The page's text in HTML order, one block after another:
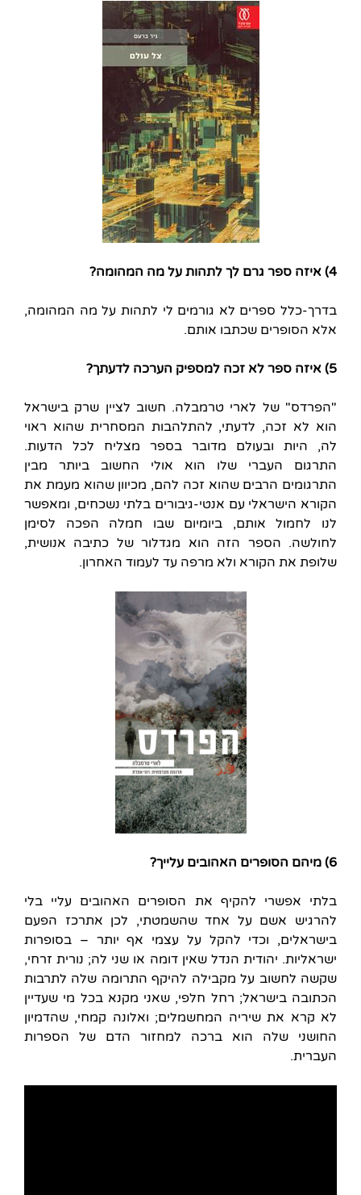
4) איזה ספר גרם לך לתהות על מה המהומה?
בדרך-כלל ספרים לא גורמים לי לתהות על מה המהומה,
אלא הסופרים שכתבו אותם.
5) איזה ספר לא זכה למספיק הערכה לדעתך?
"הפרדס" של לארי טרמבלה. חשוב לציין שרק בישראל
הוא לא זכה, לדעתי, להתלהבות המסחרית שהוא ראוי
לה, היות ובעולם מדובר בספר מצליח לכל הדעות.
התרגום העברי שלו הוא אולי החשוב ביותר מבין
התרגומים הרבים שהוא זכה להם, מכיוון שהוא מעמת את
הקורא הישראלי עם אנטי-גיבורים בלתי נשכחים, ומאפשר
לנו לחמול אותם, ביומיום שבו חמלה הפכה לסימן
לחולשה. הספר הזה הוא מגדלור של כתיבה אנושית,
שלופת את הקורא ולא מרפה עד לעמוד האחרון.
6) מיהם הסופרים האהובים עלייך ?
בלתי אפשרי להקיף את הסופרים האהובים עליי בלי
להרגיש אשם על אחד שהשמטתי, לכן אתרכז הפעם
בישראלים, וכדי להקל על עצמי אף יותר – בסופרות
ישראליות. יהודית הנדל שאין דומה או שני לה; נורית זרחי,
שקשה לחשוב על מקבילה להיקף התרומה שלה לתרבות
הכתובה בישראל; רחל חלפי, שאני מקנא בכל מי שעדיין
לא קרא את שיריה המחשמלים; ואלונה קמחי, שהדמיון
החושני שלה הוא ברכה למחזור הדם של הספרות
העברית.